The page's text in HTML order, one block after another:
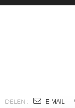
DELEN : E-MAIL